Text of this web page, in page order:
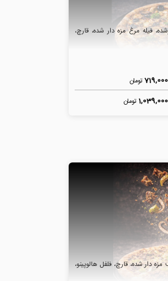
فیله مرغ مزه دار شده، قارچ،
719,000تومان
1,039,000تومان
دار شده، قارچ، فلفل هالوپینو،